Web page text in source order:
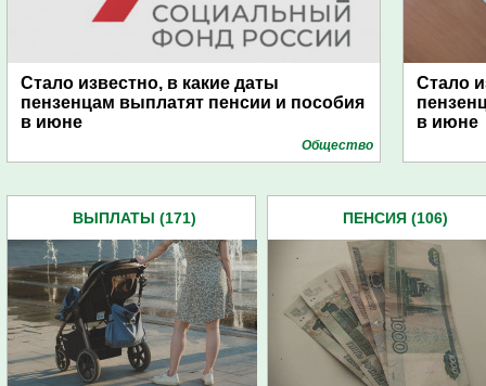
Стало известно, в какие даты
пензенцам выплатят пенсии и пособия
в июне
Общество
Стало
в июне
ВЫПЛАТЫ (171) ПЕНСИЯ (106)